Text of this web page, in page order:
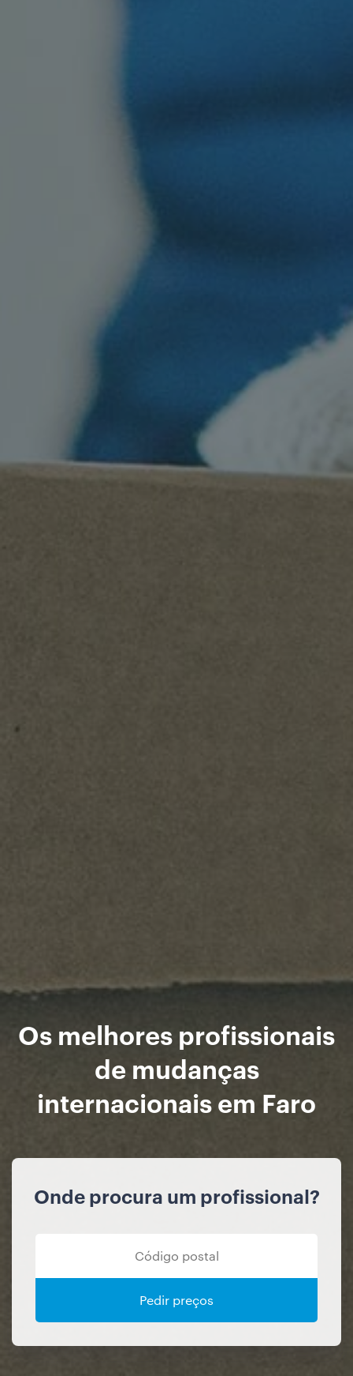
Os melhores profissionais
de mudanças
internacionais em Faro
Onde procura um profissional?
Pedir preços